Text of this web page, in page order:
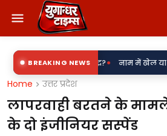
BREAKING NEWS
बिजली उपकेंद्र?• नाम में खेल या नियमों से
Home उत्तर प्रदेश
लापरवाही बरतने के
के दो इंजीन‍ियर सस्‍पेंड